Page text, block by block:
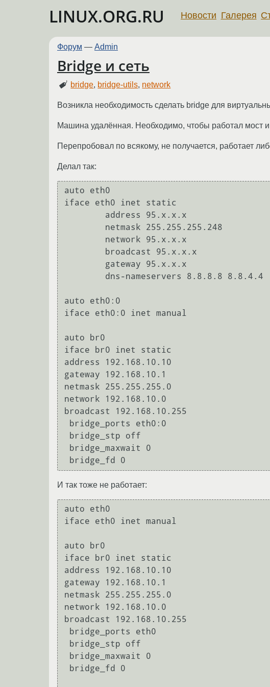
LINUX.ORG.RU Новости Галерея
Форум — Admin
Bridge и сеть
bridge, bridge-utils, network
Возникла необходимость сделать bridge для
Машина удалённая. Необходимо, чтобы работал мост
Перепробовал по всякому, не получается, работает
Делал так:
auto eth0
iface eth0 inet static
auto eth0:0
iface eth0:0 inet manual
auto br0
iface br0 inet static
address 192.168.10.10
gateway 192.168.10.1
netmask 255.255.255.0
network 192.168.10.0
broadcast 192.168.10.255
И так тоже не работает:
auto eth0
iface eth0 inet manual
auto br0
iface br0 inet static
address 192.168.10.10
gateway 192.168.10.1
netmask 255.255.255.0
network 192.168.10.0
broadcast 192.168.10.255